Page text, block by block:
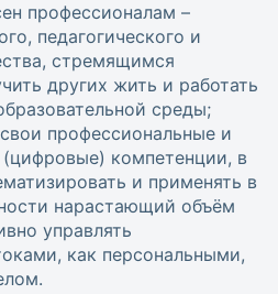
профессионалам –
педагогического и
стремящимся
других жить и работать
среды;
профессиональные и
компетенции, в
и применять в
нарастающий объём
управлять
как персональными,